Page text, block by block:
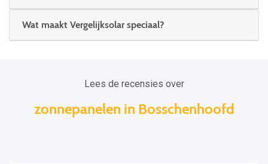
Wat maakt Vergelijksolar speciaal?
Lees de recensies over
zonnepanelen in Bosschenhoofd